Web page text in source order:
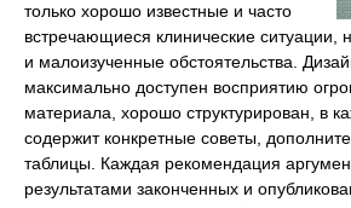
только хорошо известные и часто
встречающиеся клинические ситуации,
и малоизученные обстоятельства.
максимально доступен восприятию
материала, хорошо структурирован, в
содержит конкретные советы,
таблицы. Каждая рекомендация
результатами законченных и